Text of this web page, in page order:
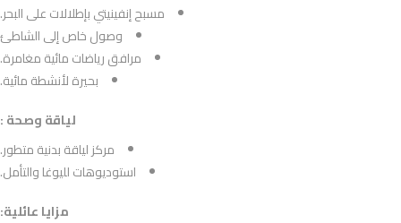
مسبح إنفينيتي بإطلالات على البحر.
وصول خاص إلى الشاطئ
مرافق رياضات مائية مغامرة.
بحيرة لأنشطة مائية.
لياقة وصحة :
مركز لياقة بدنية متطور.
استوديوهات لليوغا والتأمل.
مزايا عائلية: